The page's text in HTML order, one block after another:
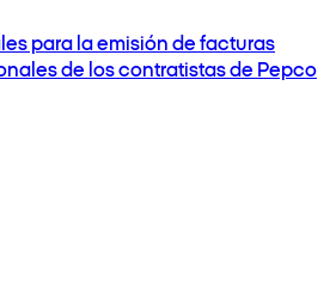
para la emisión de facturas
de los contratistas de Pepco